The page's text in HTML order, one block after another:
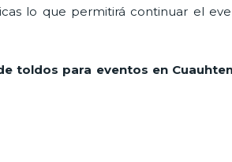
lo que permitirá continuar el
toldos para eventos en